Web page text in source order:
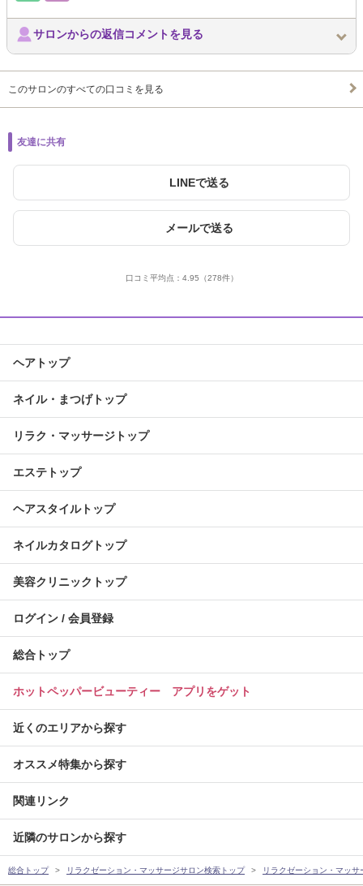
サロンからの返信コメントを見る
このサロンのすべての口コミを見る
友達に共有
LINEで送る
メールで送る
口コミ平均点： 4.95 （278件）
ヘアトップ
ネイル・まつげトップ
リラク・マッサージトップ
エステトップ
ヘアスタイルトップ
ネイルカタログトップ
美容クリニックトップ
ログイン / 会員登録
総合トップ
ホットペッパービューティー アプリをゲット
近くのエリアから探す
オススメ特集から探す
関連リンク
近隣のサロンから探す
総合トップ リラクゼーション・マッサージサロン検索トップ リラクゼーション・マッ